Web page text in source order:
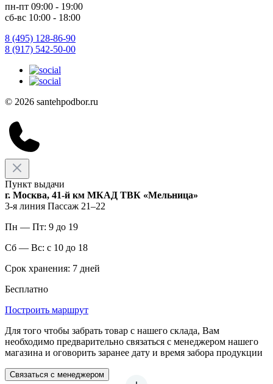
пн-пт 09:00 - 19:00
сб-вс 10:00 - 18:00
8 (495) 128-86-90
8 (917) 542-50-00
© 2026 santehpodbor.ru
Пункт выдачи
г. Москва, 41-й км МКАД ТВК «Мельница»
3-я линия Пассаж 21–22
Пн — Пт: 9 до 19
Сб — Вс: с 10 до 18
Срок хранения: 7 дней
Бесплатно
Построить маршрут
Для того чтобы забрать товар с нашего склада, Вам
необходимо предварительно связаться с менеджером нашего
магазина и оговорить заранее дату и время забора продукции
Связаться с менеджером